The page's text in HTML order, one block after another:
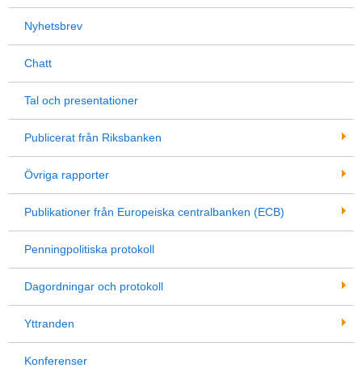
Nyhetsbrev
Chatt
Tal och presentationer
Publicerat från Riksbanken
Övriga rapporter
Publikationer från Europeiska centralbanken (ECB)
Penningpolitiska protokoll
Dagordningar och protokoll
Yttranden
Konferenser